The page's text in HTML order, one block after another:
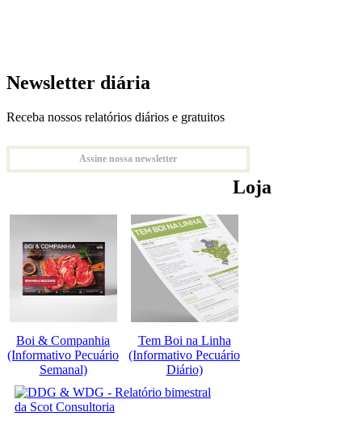
Newsletter diária
Receba nossos relatórios diários e gratuitos
Assine nossa newsletter
Loja
Boi & Companhia
(Informativo Pecuário
Semanal)
Tem Boi na Linha
(Informativo Pecuário
Diário)